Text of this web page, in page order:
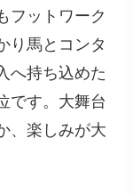
フットワーク
り馬とコンタ
へ持ち込めた
です。大舞台
、楽しみが大